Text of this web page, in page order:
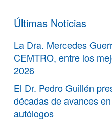
Últimas Noticias
La Dra. Mercedes
CEMTRO, entre los
2026
El Dr. Pedro Guillén
décadas de avances
autólogos